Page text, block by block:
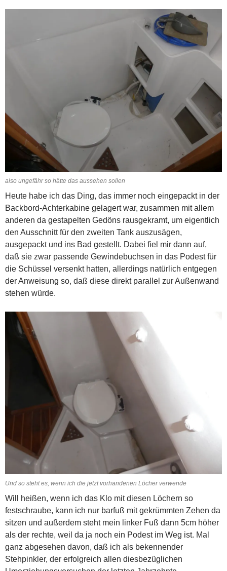
also ungefähr so hätte das aussehen sollen
Heute habe ich das Ding, das immer noch eingepackt in der
Backbord-Achterkabine gelagert war, zusammen mit allem
anderen da gestapelten Gedöns rausgekramt, um eigentlich
den Ausschnitt für den zweiten Tank auszusägen,
ausgepackt und ins Bad gestellt. Dabei fiel mir dann auf,
daß sie zwar passende Gewindebuchsen in das Podest für
die Schüssel versenkt hatten, allerdings natürlich entgegen
der Anweisung so, daß diese direkt parallel zur Außenwand
stehen würde.
Und so steht es, wenn ich die jetzt vorhandenen Löcher verwende
Will heißen, wenn ich das Klo mit diesen Löchern so
festschraube, kann ich nur barfuß mit gekrümmten Zehen da
sitzen und außerdem steht mein linker Fuß dann 5cm höher
als der rechte, weil da ja noch ein Podest im Weg ist. Mal
ganz abgesehen davon, daß ich als bekennender
Stehpinkler, der erfolgreich allen diesbezüglichen